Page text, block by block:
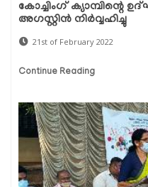
കോച്ചിംഗ് ക്യാമ്പിന്റെ
അഗസ്റ്റിന്‍ നിര്‍വ്വഹിച്ചു
21st of February 2022
Continue Reading